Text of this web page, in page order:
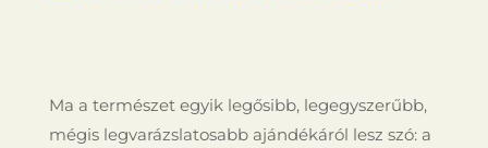
Ma a természet egyik legősibb, legegyszerűbb,
mégis legvarázslatosabb ajándékáról lesz szó: a